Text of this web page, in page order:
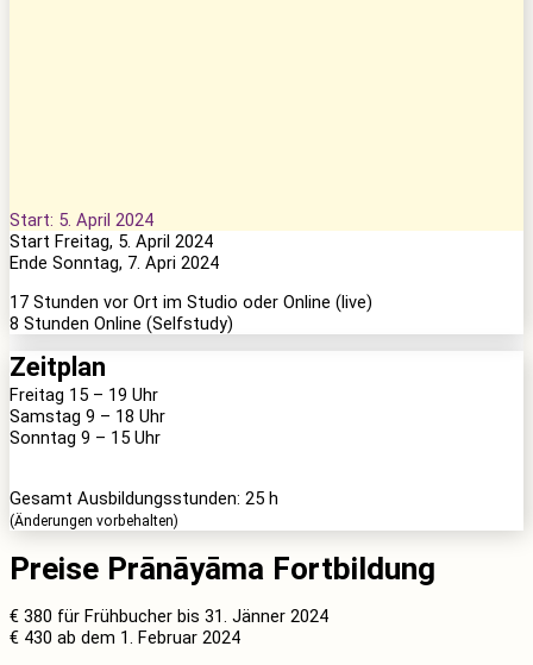
Start: 5. April 2024
Start Freitag, 5. April 2024
Ende Sonntag, 7. Apri 2024
17 Stunden vor Ort im Studio oder Online (live)
8 Stunden Online (Selfstudy)
Zeitplan
Freitag 15 – 19 Uhr
Samstag 9 – 18 Uhr
Sonntag 9 – 15 Uhr
Gesamt Ausbildungsstunden: 25 h
(Änderungen vorbehalten)
Preise Prānāyāma Fortbildung
€ 380 für Frühbucher bis 31. Jänner 2024
€ 430 ab dem 1. Februar 2024